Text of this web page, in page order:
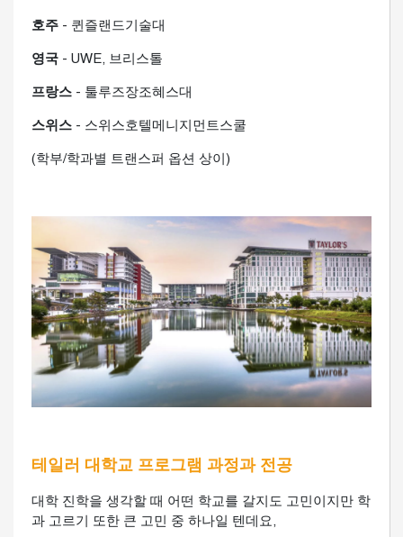
호주 - 퀸즐랜드기술대
영국 - UWE, 브리스톨
프랑스 - 툴루즈장조혜스대
스위스 - 스위스호텔메니지먼트스쿨
(학부/학과별 트랜스퍼 옵션 상이)
테일러 대학교 프로그램 과정과 전공
대학 진학을 생각할 때 어떤 학교를 갈지도 고민이지만 학
과 고르기 또한 큰 고민 중 하나일 텐데요,